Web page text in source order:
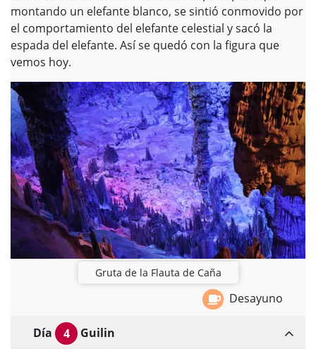
montando un elefante blanco, se sintió conmovido por
el comportamiento del elefante celestial y sacó la
espada del elefante. Así se quedó con la figura que
vemos hoy.
Gruta de la Flauta de Caña
Desayuno
Día 4
Guilin